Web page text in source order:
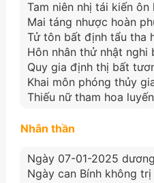
Tam niên nhị tái kiến ôn
Mai táng nhược hoàn
Tử tôn bất định tẩu tha
Hôn nhân thử nhật nghi
Quy gia định thị bất
Khai môn phóng thủy
Thiếu nữ tham hoa
Nhân thần
Ngày 07-01-2025
Ngày can Bính không